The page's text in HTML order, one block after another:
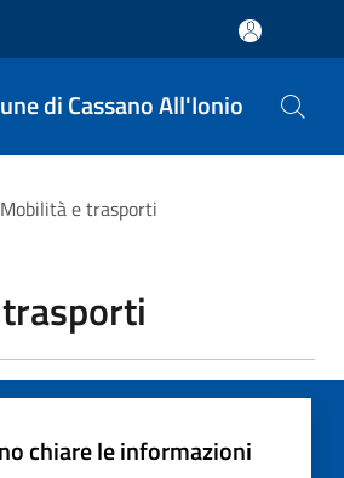
di Cassano All'Ionio
Mobilità e trasporti
chiare le informazioni